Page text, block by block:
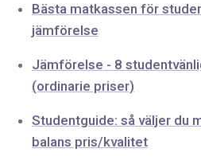
Bästa matkassen för
jämförelse
Jämförelse - 8
(ordinarie priser)
Studentguide: så väljer du
balans pris/kvalitet